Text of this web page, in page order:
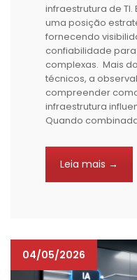
infraestrutura de
uma posição
fornecendo
confiabilidade
complexas. Mais
técnicos, a
compreender
infraestrutura
Quando
Leia mais →
04/05/2026